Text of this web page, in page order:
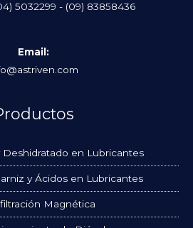
5032299 - (09) 83858436
Email:
Deshidratado en Lubricantes
y Ácidos en Lubricantes
Magnética